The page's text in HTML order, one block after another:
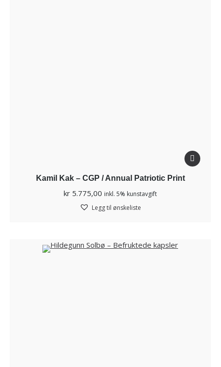
Kamil Kak – CGP / Annual Patriotic Print
kr 5.775,00 inkl. 5% kunstavgift
Legg til ønskeliste